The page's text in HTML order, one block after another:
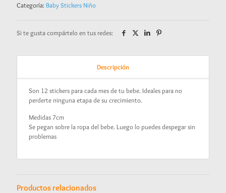
cantidad
Categoría: Baby Stickers Niño
Si te gusta compártelo en tus redes:
Descripción
Son 12 stickers para cada mes de tu bebe. Ideales para no
perderte ninguna etapa de su crecimiento.
Medidas 7cm
Se pegan sobre la ropa del bebe. Luego lo puedes despegar sin
problemas
Productos relacionados